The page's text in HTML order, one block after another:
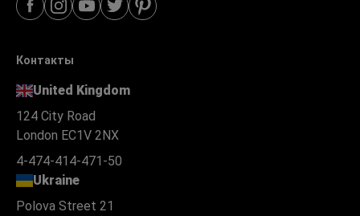
Контакты
United Kingdom
124 City Road
London EC1V 2NX
4-474-414-471-50
Ukraine
Polova Street 21